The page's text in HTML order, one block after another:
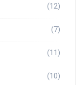
(12)
(7)
(11)
(10)